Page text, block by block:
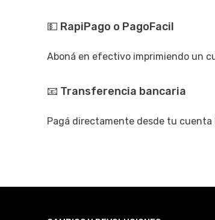
💵 RapiPago o PagoFacil
Aboná en efectivo imprimiendo un
📧 Transferencia bancaria
Pagá directamente desde tu